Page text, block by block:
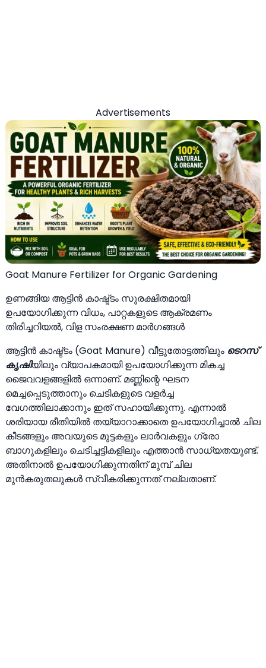
Advertisements
Goat Manure Fertilizer for Organic Gardening
ഉണങ്ങിയ ആട്ടിൻ കാഷ്ട്ടം സുരക്ഷിതമായി
ഉപയോഗിക്കുന്ന വിധം, പാറ്റകളുടെ ആക്രമണം
തിരിച്ചറിയൽ, വിള സംരക്ഷണ മാർഗങ്ങൾ
ആട്ടിൻ കാഷ്ട്ടം (Goat Manure) വീട്ടുതോട്ടത്തിലും ടെറസ്
കൃഷിയിലും വ്യാപകമായി ഉപയോഗിക്കുന്ന മികച്ച
ജൈവവളങ്ങളിൽ ഒന്നാണ്. മണ്ണിന്റെ ഘടന
മെച്ചപ്പെടുത്താനും ചെടികളുടെ വളർച്ച
വേഗത്തിലാക്കാനും ഇത് സഹായിക്കുന്നു. എന്നാൽ
ശരിയായ രീതിയിൽ തയ്യാറാക്കാതെ ഉപയോഗിച്ചാൽ ചില
കീടങ്ങളും അവയുടെ മുട്ടകളും ലാർവകളും ഗ്രോ
ബാഗുകളിലും ചെടിച്ചട്ടികളിലും എത്താൻ സാധ്യതയുണ്ട്.
അതിനാൽ ഉപയോഗിക്കുന്നതിന് മുമ്പ് ചില
മുൻകരുതലുകൾ സ്വീകരിക്കുന്നത് നല്ലതാണ്.